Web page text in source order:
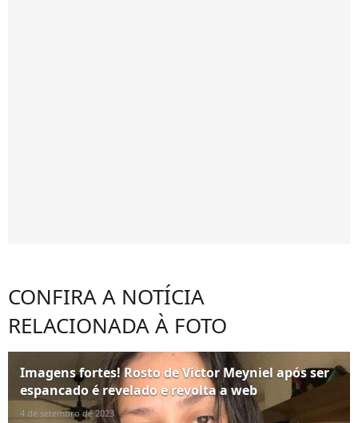
CONFIRA A NOTÍCIA
RELACIONADA À FOTO
Imagens fortes! Rosto de Victor Meyniel após ser
espancado é revelado e revolta a web
4 de setembro de 2023